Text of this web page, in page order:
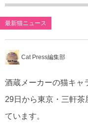
最新猫ニュース
Cat Press編集部
酒蔵メーカーの猫キャ
29日から東京・三軒
ています。